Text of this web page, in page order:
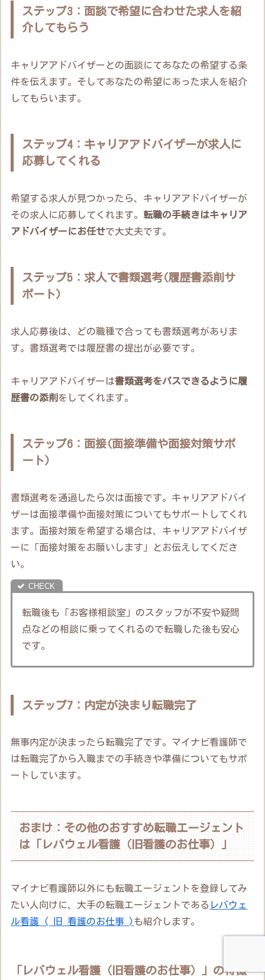
ステップ3：面談で希望に合わせた求人を紹
介してもらう
キャリアアドバイザーとの面談にてあなたの希望する条
件を伝えます。そしてあなたの希望にあった求人を紹介
してもらいます。
ステップ4：キャリアアドバイザーが求人に
応募してくれる
希望する求人が見つかったら、キャリアアドバイザーが
その求人に応募してくれます。 転職の手続きはキャリア
アドバイザーにお任せで大丈夫です。
ステップ5：求人で書類選考(履歴書添削サ
ポート)
求人応募後は、どの職種で合っても書類選考がありま
す。書類選考では履歴書の提出が必要です。
キャリアアドバイザーは書類選考をパスできるように履
歴書の添削 をしてくれます。
ステップ6：面接(面接準備や面接対策サポ
ート)
書類選考を通過したら次は面接です。キャリアアドバイ
ザーは面接準備や面接対策についてもサポートしてくれ
ます。面接対策を希望する場合は、キャリアアドバイザ
ーに「面接対策をお願いします」とお伝えしてくださ
い。
転職後も「お客様相談室」のスタッフが不安や疑問
点などの相談に乗ってくれるので転職した後も安心
です。
ステップ7：内定が決まり転職完了
無事内定が決まったら転職完了です。マイナビ看護師で
は転職完了から入職までの手続きや準備についてもサポ
ートしています。
おまけ：その他のおすすめ転職エージェント
は「レバウェル看護（旧看護のお仕事）」
マイナビ看護師以外にも転職エージェントを登録してみ
たい人向けに、大手の転職エージェントである レバウェ
ル看護 ( 旧 看護のお仕事 ) も紹介します。
「レバウェル看護（旧看護のお仕事）」の特徴